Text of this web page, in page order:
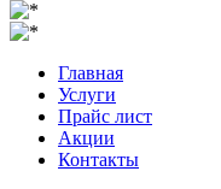
Главная
Услуги
Прайс лист
Акции
Контакты